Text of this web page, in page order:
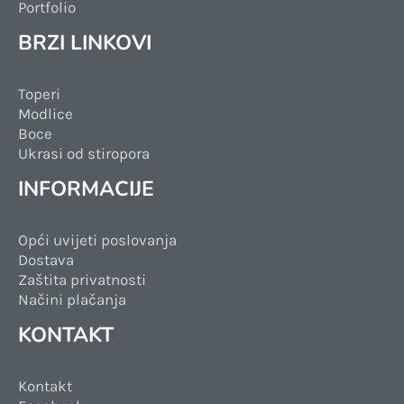
Portfolio
BRZI LINKOVI
Toperi
Modlice
Boce
Ukrasi od stiropora
INFORMACIJE
Opći uvijeti poslovanja
Dostava
Zaštita privatnosti
Načini plačanja
KONTAKT
Kontakt